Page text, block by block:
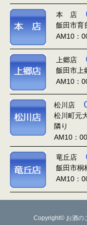
本 店
飯田市育
AM10：
上郷店
飯田市上
AM10：
松川店
松川町元
隣り
AM10：
竜丘店
飯田市桐
AM10：
Copyright© お酒の